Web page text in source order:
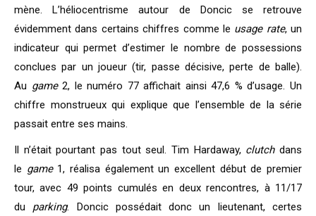
mène. L’héliocentrisme autour de Doncic se retrouve
évidemment dans certains chiffres comme le usage rate, un
indicateur qui permet d’estimer le nombre de possessions
conclues par un joueur (tir, passe décisive, perte de balle).
Au game2, le numéro 77 affichait ainsi 47,6 % d’usage. Un
chiffre monstrueux qui explique que l’ensemble de la série
passait entre ses mains.
Il n’était pourtant pas tout seul. Tim Hardaway, clutchdans
le game 1, réalisa également un excellent début de premier
tour, avec 49 points cumulés en deux rencontres, à 11/17
du parking. Doncic possédait donc un lieutenant, certes